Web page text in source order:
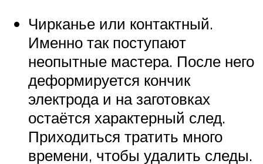
Чирканье или контактный.
Именно так поступают
неопытные мастера. После него
деформируется кончик
электрода и на заготовках
остаётся характерный след.
Приходиться тратить много
времени, чтобы удалить следы.